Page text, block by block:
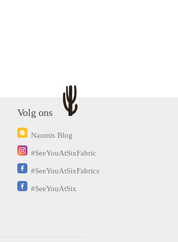
Volg ons
Naomis Blog
#SeeYouAtSixFabric
#SeeYouAtSixFabrics
#SeeYouAtSix